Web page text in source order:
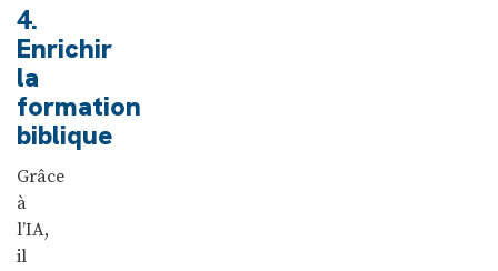
4.
Enrichir
la
formation
biblique
Grâce
à
l’IA,
il